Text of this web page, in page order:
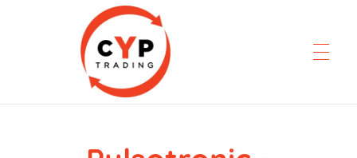
CYP Trading
Professionelle Ersatzteilbeschaffung